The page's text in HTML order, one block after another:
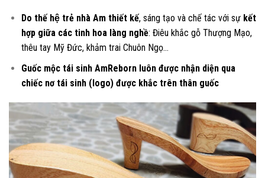
Do thế hệ trẻ nhà Am thiết kế, sáng tạo và chế tác với sự kết
hợp giữa các tinh hoa làng nghề: Điêu khắc gỗ Thượng Mạo,
thêu tay Mỹ Đức, khảm trai Chuôn Ngọ…
Guốc mộc tái sinh AmReborn luôn được nhận diện qua
chiếc nơ tái sinh (logo) được khắc trên thân guốc